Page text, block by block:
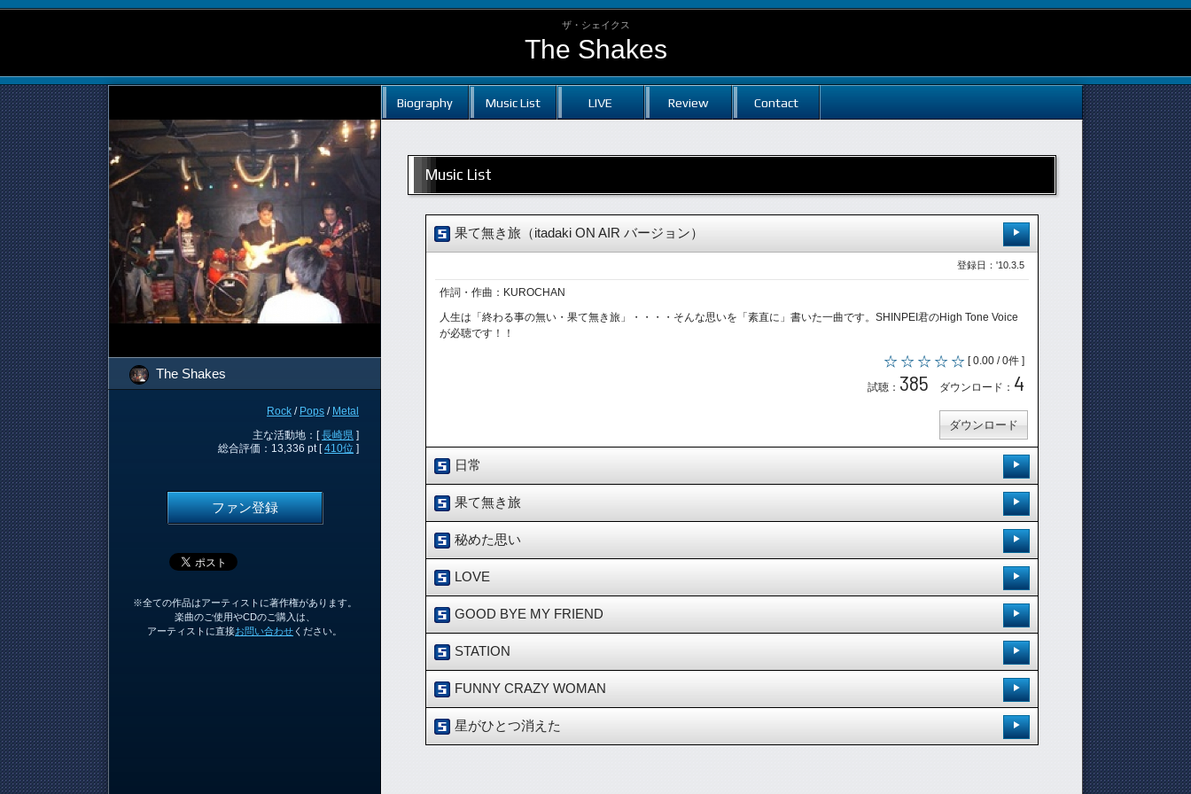
ザ・シェイクス
The Shakes
The Shakes
Rock / Pops / Metal
主な活動地：[長崎県 ]
総合評価：13,336 pt [410位 ]
ファン登録
※全ての作品はアーティストに著作権があります。
楽曲のご使用やCDのご購入は、
アーティストに直接お問い合わせ ください。
Biography Music List LIVE Review Contact
Music List
果て無き旅（itadaki ON AIR バージョン）
登録日：'10.3.5
作詞・作曲：KUROCHAN
人生は「終わる事の無い・果て無き旅」・・・・そんな思いを「素直に」書いた一曲です。SHINPEI君のHigh Tone Voice
が必聴です！！
[ 0.00 / 0件 ]
試聴： 385 ダウンロード： 4
ダウンロード
日常
登録日：'09.11.26
作詞・作曲：KUROCHAN
当BAND「The Shakes」のLIVE用に”出囃子”的な曲が必要ではないかと思ったKUROCHANが「超高速で」書き上げた曲で
[ 0.00 / 0件 ]
ダウンロード：5
ダウンロード
果て無き旅
登録日：'09.11.26
作詞・作曲：KUROCHAN
人生は「終わる事の無い・果て無き旅」・・・・そんな思いを「素直に」書いた一曲です。SHINPEI君のHigh Tone Voiceが必
[ 0.00 / 0件 ]
ダウンロード：5
ダウンロード
秘めた思い
登録日：'09.11.17
作詞・作曲：KUROCHAN
辛かった時期に、現状からただただ「早く抜け出したい!!」・・そんな思いを込めた一曲。SHINPEIの伸びやかなVocalが必聴
[ 0.00 / 0件 ]
ダウンロード：4
ダウンロード
LOVE
登録日：'09.11.26
作詞・作曲：KUROCHAN
強い思いを込めて作った一曲です。現在の「The Shakes」唯一のLove balladです。必聴です！！
[ 0.00 / 0件 ]
379 ダウンロード：4
GOOD BYE MY FRIEND
登録日：'09.11.26
作詞・作曲：KUROCHAN
とある「辛い別れ」を経験した時、心の中から湧き上がってきた曲、それがこの「GOOD BYE MY FRIEND」です。非常に
[ 0.00 / 0件 ]
STATION
登録日：'09.11.26
作詞・作曲：KUROCHAN
現在の当BAND「THe Shakes」を代表する、「疾走感」に満ち溢れた一曲。是非お聴きください。当BAND一押しです！！
FUNNY CRAZY WOMAN
登録日：'09.11.26
作詞・作曲：KUROCHAN
星がひとつ消えた